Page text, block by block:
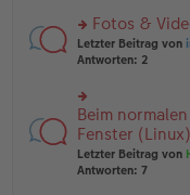
tr
a
g
e
n
er
tr
a
g
n
g
el
e
n
er
B
ei
tr
rs
te
u
n
g
el
es
e
Fotos &
Letzter Beitrag von
Antworten: 2
rs
te
r
u
n
Beim
Fenster (Linux)
Letzter Beitrag von
Antworten: 7